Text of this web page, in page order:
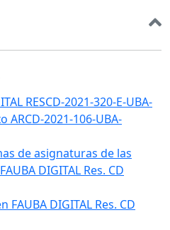
RESCD-2021-320-E-UBA-
ARCD-2021-106-UBA-
de asignaturas de las
DIGITAL Res. CD
DIGITAL Res. CD